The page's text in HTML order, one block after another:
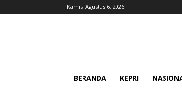
Kamis, Agustus 6, 2026
BERANDA KEPRI